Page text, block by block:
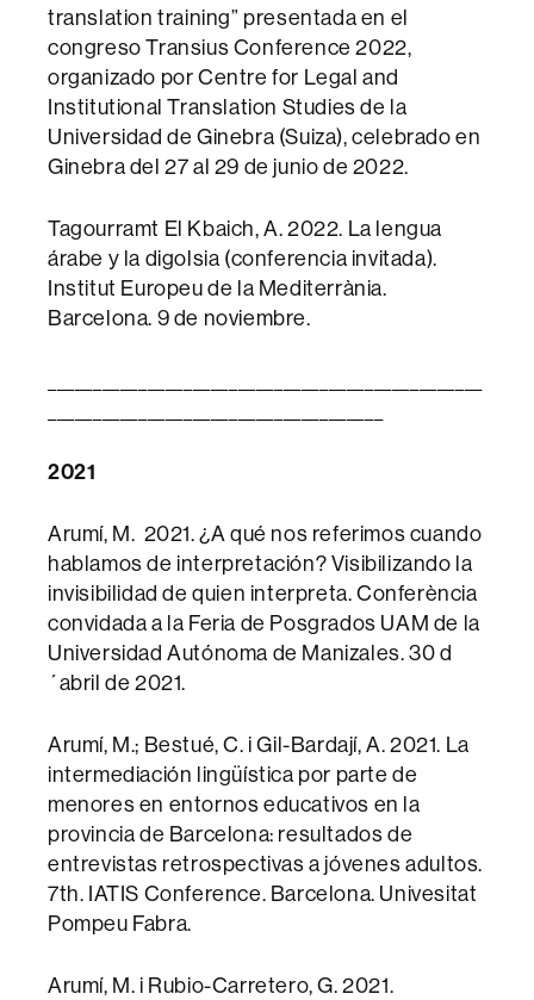
translation training” presentada en el
congreso Transius Conference 2022,
organizado por Centre for Legal and
Institutional Translation Studies de la
Universidad de Ginebra (Suiza), celebrado en
Ginebra del 27 al 29 de junio de 2022.
Tagourramt El Kbaich, A. 2022. La lengua
árabe y la digolsia (conferencia invitada).
Institut Europeu de la Mediterrània.
Barcelona. 9 de noviembre.
2021
Arumí, M. 2021. ¿A qué nos referimos cuando
hablamos de interpretación? Visibilizando la
invisibilidad de quien interpreta. Conferència
convidada a la Feria de Posgrados UAM de la
Universidad Autónoma de Manizales. 30 d
´abril de 2021.
Arumí, M.; Bestué, C. i Gil-Bardají, A. 2021. La
intermediación lingüística por parte de
menores en entornos educativos en la
provincia de Barcelona: resultados de
entrevistas retrospectivas a jóvenes adultos.
7th. IATIS Conference. Barcelona. Univesitat
Pompeu Fabra.
Arumí, M. i Rubio-Carretero, G. 2021.